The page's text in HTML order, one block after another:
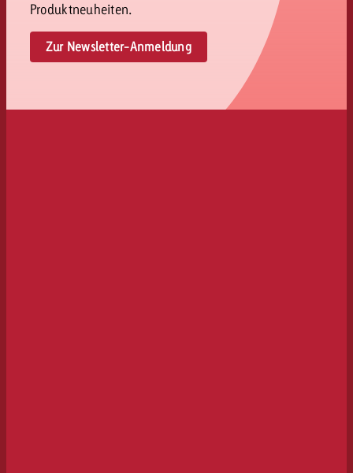
Produktneuheiten.
Zur Newsletter-Anmeldung